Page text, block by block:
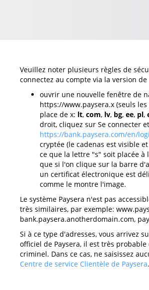
Veuillez noter plusieurs règles de
connectez au compte via la version
ouvrir une nouvelle fenêtre de
https://www.paysera.x (seuls
place de x: lt, com, lv, bg, ee, pl,
droit, cliquez sur Se connecter
https://bank.paysera.com/en/
cryptée (le cadenas est visible
ce que la lettre "s" soit placée à
que si l'on clique sur la barre
un certificat électronique est
comme le montre l'image.
Le système Paysera n'est pas
très similaires, par exemple:
bank.paysera.anotherdomain.com,
Si à ce type d'adresses, vous arrivez
officiel de Paysera, il est très
criminel. Dans ce cas, ne saisissez
Centre de service Clientèle de Paysera.